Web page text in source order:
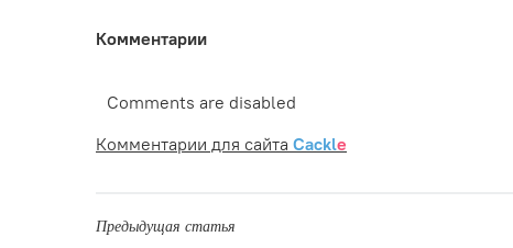
Комментарии
Comments are disabled
Комментарии для сайта Cackle
Предыдущая статья